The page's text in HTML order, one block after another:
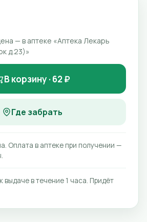
— в аптеке «Аптека Лекарь
д.23)»
В корзину · 62 ₽
Где забрать
Оплата в аптеке при получении —
выдаче в течение 1 часа. Придёт